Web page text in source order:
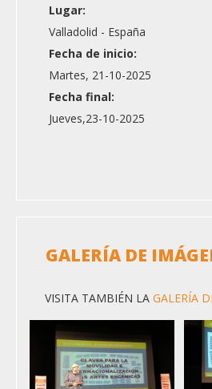
Lugar:
Valladolid - España
Fecha de inicio:
Martes, 21-10-2025
Fecha final:
Jueves,23-10-2025
GALERÍA DE
VISITA TAMBIÉN LA GALERÍA